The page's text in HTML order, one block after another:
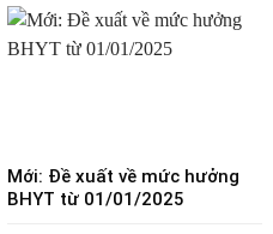
Mới: Đề xuất về mức hưởng
BHYT từ 01/01/2025